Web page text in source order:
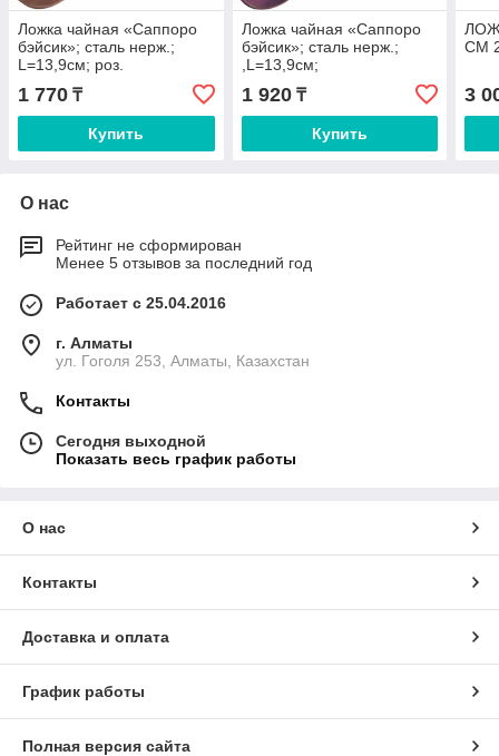
Ложка чайная «Саппоро
бэйсик»; сталь нерж.;
L=13,9см; роз.
золото,матовый
1 770 ₸
Купить
Ложка чайная «Саппоро
бэйсик»; сталь нерж.;
,L=13,9см;
фиолет.,матовый
1 920₸
Купить
СМ
3
О нас
Рейтинг не сформирован
Менее 5 отзывов за последний год
Работает с 25.04.2016
г. Алматы
ул. Гоголя 253, Алматы, Казахстан
Контакты
Сегодня выходной
Показать весь график работы
О нас
Контакты
Доставка и оплата
График работы
Полная версия сайта